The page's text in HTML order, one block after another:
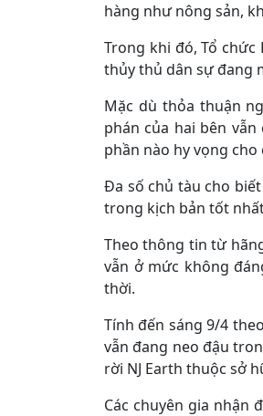
hàng như nông sản,
Trong khi đó, Tổ
thủy thủ dân sự đang
Mặc dù thỏa thuận
phán của hai bên
phần nào hy vọng cho
Đa số chủ tàu cho
trong kịch bản tốt
Theo thông tin từ
vẫn ở mức không
thời.
Tính đến sáng 9/4
vẫn đang neo đậu
rời NJ Earth thuộc sở
Các chuyên gia nhận